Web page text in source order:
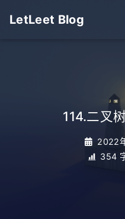
LetLeet Blog
114.二叉
2022
354